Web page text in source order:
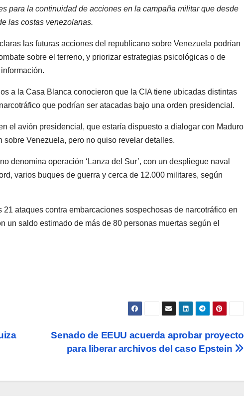
para la continuidad de acciones en la campaña militar que desde
las costas venezolanas.
las futuras acciones del republicano sobre Venezuela podrían
sobre el terreno, y priorizar estrategias psicológicas o de
a la Casa Blanca conocieron que la CIA tiene ubicadas distintas
que podrían ser atacadas bajo una orden presidencial.
el avión presidencial, que estaría dispuesto a dialogar con Maduro
Venezuela, pero no quiso revelar detalles.
denomina operación ‘Lanza del Sur’, con un despliegue naval
varios buques de guerra y cerca de 12.000 militares, según
ataques contra embarcaciones sospechosas de narcotráfico en
un saldo estimado de más de 80 personas muertas según el
Senado de EEUU acuerda aprobar proyecto
para liberar archivos del caso Epstein